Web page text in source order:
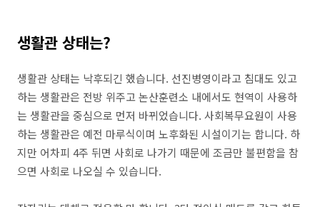
생활관 상태는?
생활관 상태는 낙후되긴 했습니다. 선진병영이라고 침대도 있고
하는 생활관은 전방 위주고 논산훈련소 내에서도 현역이 사용하
는 생활관을 중심으로 먼저 바뀌었습니다. 사회복무요원이 사용
하는 생활관은 예전 마루식이며 노후화된 시설이기는 합니다. 하
지만 어차피 4주 뒤면 사회로 나가기 때문에 조금만 불편함을 참
으면 사회로 나오실 수 있습니다.